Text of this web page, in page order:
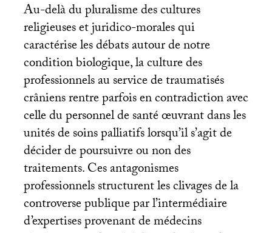
Au-delà du pluralisme des cultures
religieuses et juridico-morales qui
caractérise les débats autour de notre
condition biologique, la culture des
professionnels au service de traumatisés
crâniens rentre parfois en contradiction avec
celle du personnel de santé œuvrant dans les
unités de soins palliatifs lorsqu’il s’agit de
décider de poursuivre ou non des
traitements. Ces antagonismes
professionnels structurent les clivages de la
controverse publique par l’intermédiaire
d’expertises provenant de médecins